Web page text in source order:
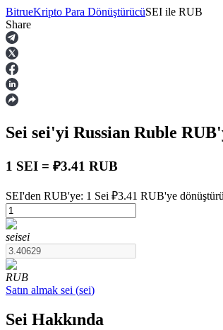
Vadeli İşlemler
BitrueKripto Para DönüştürücüSEI ile RUB
Share
Sei sei'yi Russian Ruble RUB
1 SEI = ₽3.41 RUB
SEI'den RUB'ye: 1 Sei ₽3.41 RUB'ye
seisei
RUB
Satın almak sei (sei)
Sei Hakkında